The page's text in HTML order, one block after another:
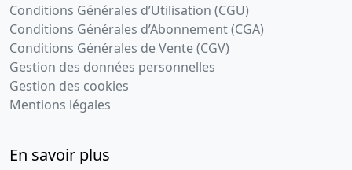
Conditions Générales d’Utilisation (CGU)
Conditions Générales d’Abonnement (CGA)
Conditions Générales de Vente (CGV)
Gestion des données personnelles
Gestion des cookies
Mentions légales
En savoir plus